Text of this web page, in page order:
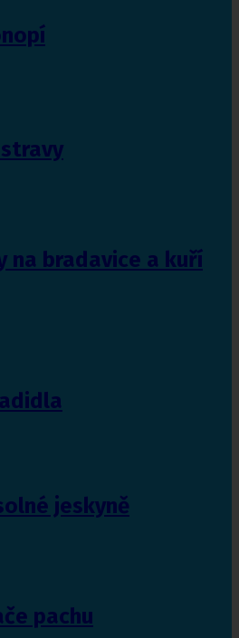
na bradavice a kuří
jeskyně
pachu